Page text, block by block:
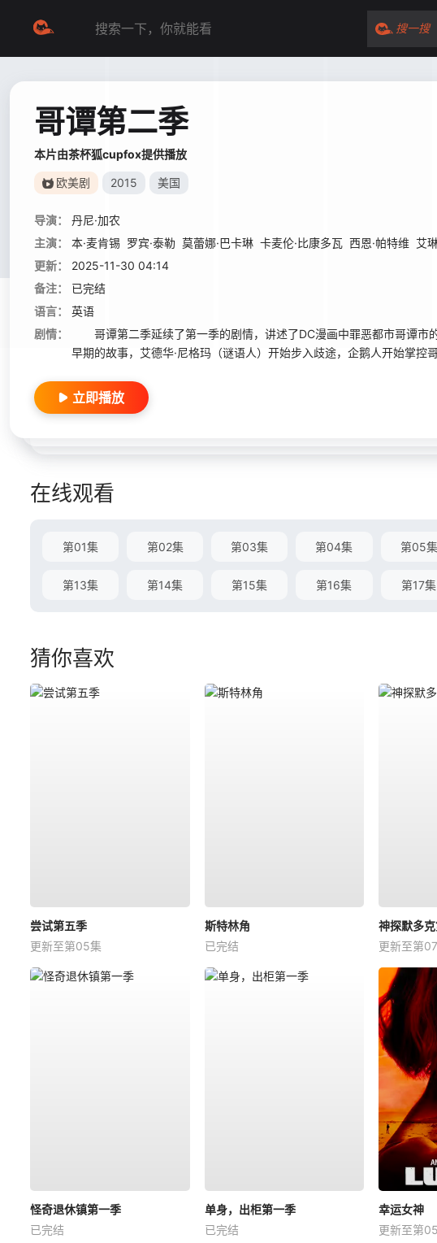
搜一搜
哥谭第二季
本片由茶杯狐cupfox提供播放
欧美剧 2015 美国
导演：
丹尼·加农
主演：
本·麦肯锡 罗宾·泰勒 莫蕾娜·巴卡琳 卡麦伦·比康多瓦 西恩·帕特维 艾
更新：
2025-11-30 04:14
备注：
已完结
语言：
英语
剧情：
哥谭第二季延续了第一季的剧情，讲述了DC漫画中罪恶都市哥谭市
早期的故事，艾德华·尼格玛（谜语人）开始步入歧途，企鹅人开始掌控
立即播放
在线观看
第01集 第02集 第03集 第04集 第05集
第13集 第14集 第15集 第16集 第17集
猜你喜欢
尝试第五季
更新至第05集
斯特林角
已完结
神探默多
更新至第
怪奇退休镇第一季
已完结
单身，出柜第一季
已完结
幸运女神
更新至第